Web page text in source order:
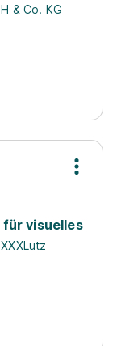
& Co. KG
visuelles